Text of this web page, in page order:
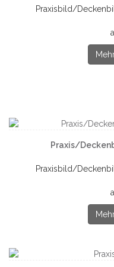
Praxisbild/
Praxis/
Praxisbild/